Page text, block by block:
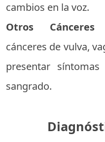
cambios en la voz.
Otros Cánceres
cánceres de vulva,
presentar
sangrado.